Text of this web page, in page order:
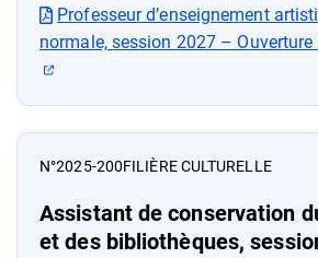
Professeur d’enseignement
normale, session 2027 –
(ouverture dans un nouvel onglet)
N°2025-200FILIÈRE CULTURELLE
Assistant de conservation
et des bibliothèques,